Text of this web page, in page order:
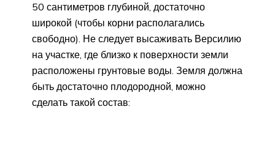
50 сантиметров глубиной, достаточно
широкой (чтобы корни располагались
свободно). Не следует высаживать Версилию
на участке, где близко к поверхности земли
расположены грунтовые воды. Земля должна
быть достаточно плодородной, можно
сделать такой состав: